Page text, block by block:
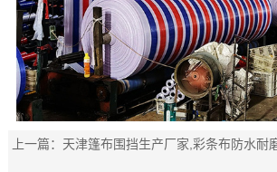
上一篇： 天津篷布围挡生产厂家,彩条布防水耐